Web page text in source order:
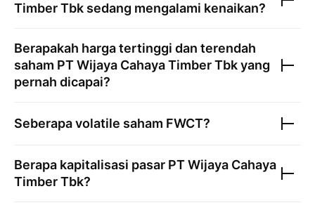
Timber Tbk sedang mengalami kenaikan?
Berapakah harga tertinggi dan terendah
saham PT Wijaya Cahaya Timber Tbkyang
pernah dicapai?
Seberapa volatile saham FWCT?
Berapa kapitalisasi pasar PT Wijaya Cahaya
Timber Tbk?